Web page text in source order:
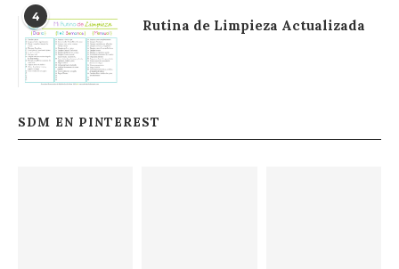
4
Rutina de Limpieza Actualizada
SDM EN PINTEREST